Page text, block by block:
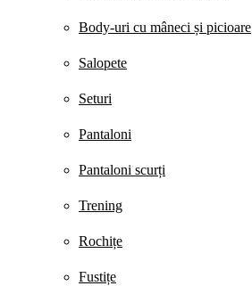
Body-uri cu mâneci și picioare
Salopete
Seturi
Pantaloni
Pantaloni scurți
Trening
Rochițe
Fustițe